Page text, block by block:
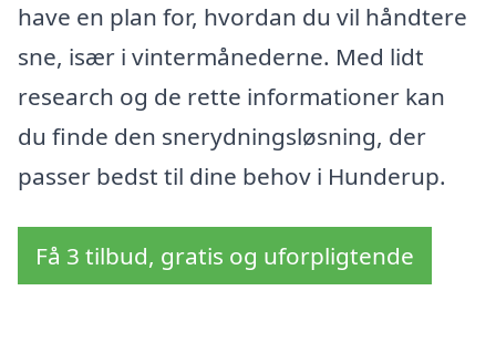
have en plan for, hvordan du vil håndtere
sne, især i vintermånederne. Med lidt
research og de rette informationer kan
du finde den snerydningsløsning, der
passer bedst til dine behov i Hunderup.
Få 3 tilbud, gratis og uforpligtende